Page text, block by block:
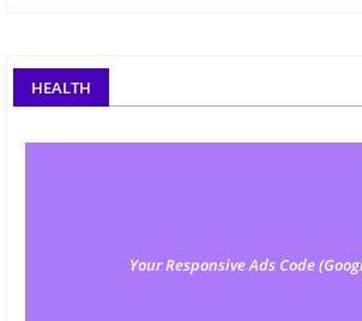
HEALTH
Your Responsive Ads Code